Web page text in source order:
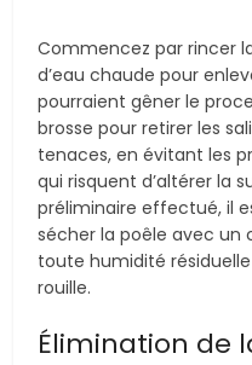
Commencez par rincer
d’eau chaude pour
pourraient gêner le
brosse pour retirer les
tenaces, en évitant les
qui risquent d’altérer la
préliminaire effectué, il
sécher la poêle avec un
toute humidité
rouille.
Élimination de